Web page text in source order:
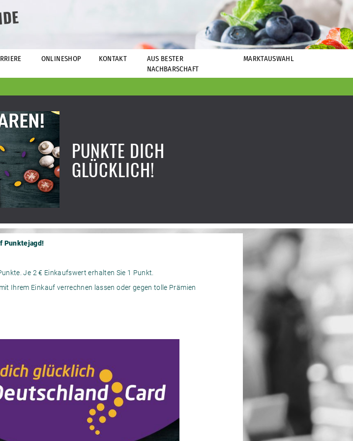
ONLINESHOP KONTAKT
AUS BESTER
NACHBARSCHAFT
MARKTAUSWAHL
PUNKTE DICH
GLÜCKLICH!
Punktejagd!
Je 2 € Einkaufswert erhalten Sie 1 Punkt.
Ihrem Einkauf verrechnen lassen oder gegen tolle Prämien